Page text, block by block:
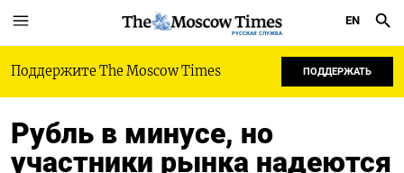
РУССКАЯ СЛУЖБА
EN
Поддержите The Moscow Times ПОДДЕРЖАТЬ
Рубль в минусе, но
участники рынка надеются